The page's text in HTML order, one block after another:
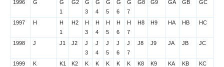
1996 G
G
1
G2
G
3
G
4
G
5
G
6
G
7
G8 G9 GA GB GC
1997 H
H
1
H2
H
3
H
4
H
5
H
6
H
7
H8 H9 HA HB HC
1998 J J1 J2
J
3
J
4
J
5
J
6
J
7
J8 J9 JA JB JC
1999 K K1 K2
K
K
K
K
K
K8 K9 KA KB KC